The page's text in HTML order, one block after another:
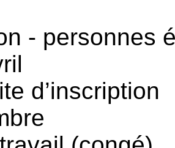
- personnes
d’inscription